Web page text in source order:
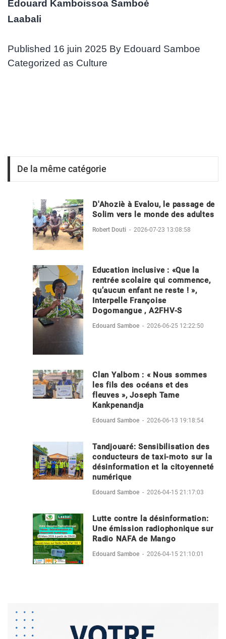
Edouard Kamboissoa Samboé
Laabali
Published 16 juin 2025 By Edouard Samboe
Categorized as Culture
De la même catégorie
D'Ahoziè à Evalou, le passage de
Solim vers le monde des adultes
Robert Douti - 2026-07-23 13:08:58
Education inclusive : «Que la
rentrée scolaire qui commence,
qu’aucun enfant ne reste ! »,
Interpelle Françoise
Dogomangue , A2FHV-S
Edouard Samboe - 2026-06-25 12:22:50
Clan Yalbom : « Nous sommes
les fils des océans et des
fleuves », Joseph Tame
Kankpenandja
Edouard Samboe - 2026-06-13 19:18:54
Tandjouaré: Sensibilisation des
conducteurs de taxi-moto sur la
désinformation et la citoyenneté
numérique
Edouard Samboe - 2026-04-15 21:17:03
Lutte contre la désinformation:
Une émission radiophonique sur
Radio NAFA de Mango
Edouard Samboe - 2026-04-15 21:10:01